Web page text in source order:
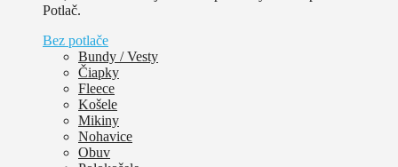
Potlač.
Bez potlače
Bundy / Vesty
Čiapky
Fleece
Košele
Mikiny
Nohavice
Obuv